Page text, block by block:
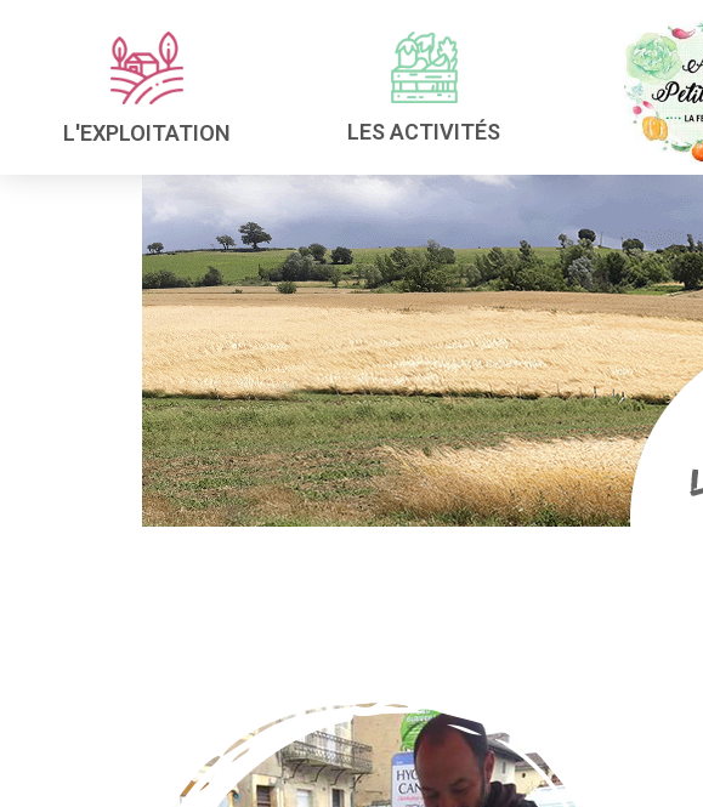
L'EXPLOITATION LES ACTIVITÉS